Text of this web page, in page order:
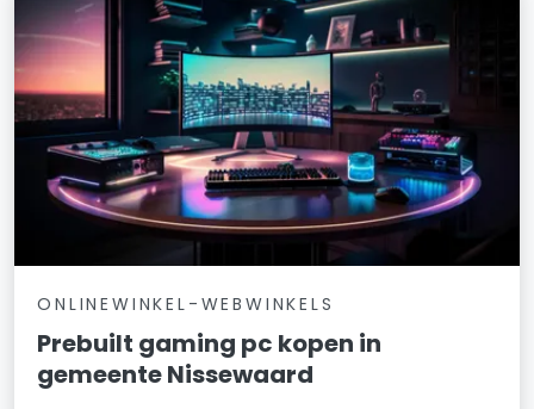
ONLINEWINKEL-WEBWINKELS
Prebuilt gaming pc kopen in
gemeente Nissewaard